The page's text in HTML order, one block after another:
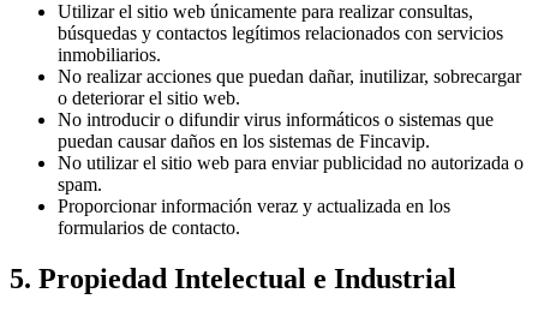
Utilizar el sitio web únicamente para realizar consultas,
búsquedas y contactos legítimos relacionados con servicios
inmobiliarios.
No realizar acciones que puedan dañar, inutilizar, sobrecargar
o deteriorar el sitio web.
No introducir o difundir virus informáticos o sistemas que
puedan causar daños en los sistemas de Fincavip.
No utilizar el sitio web para enviar publicidad no autorizada o
spam.
Proporcionar información veraz y actualizada en los
formularios de contacto.
5. Propiedad Intelectual e Industrial